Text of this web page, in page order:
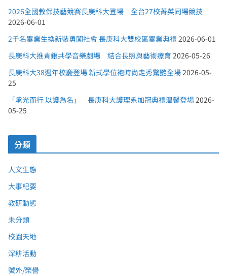
2026全國教保技藝競賽長庚科大登場 全台27校菁英同場競技
2026-06-01
2千名畢業生換新裝勇闖社會 長庚科大雙校區畢業典禮 2026-06-01
長庚科大推青銀共學音樂劇場 結合長照與藝術療育 2026-05-26
長庚科大38週年校慶登場 新式學位袍時尚走秀驚艷全場 2026-05-
25
「承光而行 以護為名」 長庚科大護理系加冠典禮溫馨登場 2026-
05-25
分類
人文生態
大事紀要
教研動態
未分類
校園天地
深耕活動
號外/榮譽